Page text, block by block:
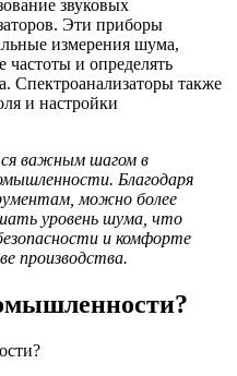
звуковых
Эти приборы
измерения шума,
частоты и определять
Спектроанализаторы также
и настройки
важным шагом в
Благодаря
можно более
уровень шума, что
и комфорте
производства.